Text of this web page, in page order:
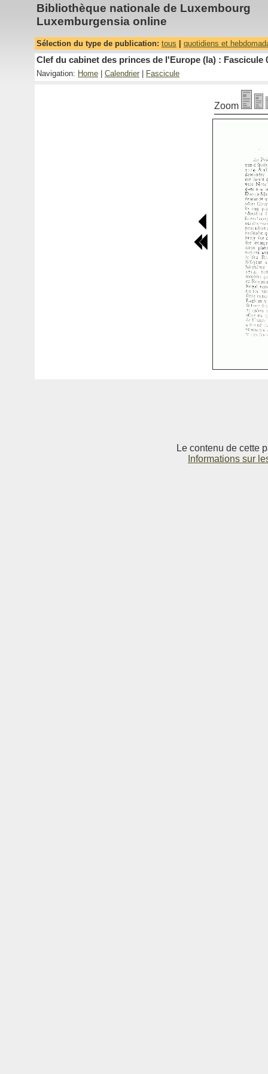
Bibliothèque nationale de Luxembourg
Luxemburgensia online
Sélection du type de publication: tous quotidiens et
Clef du cabinet des princes de l'Europe (la) : Fascicule
Navigation: Home Calendrier Fascicule
Zoom
Le contenu de cette
Informations sur